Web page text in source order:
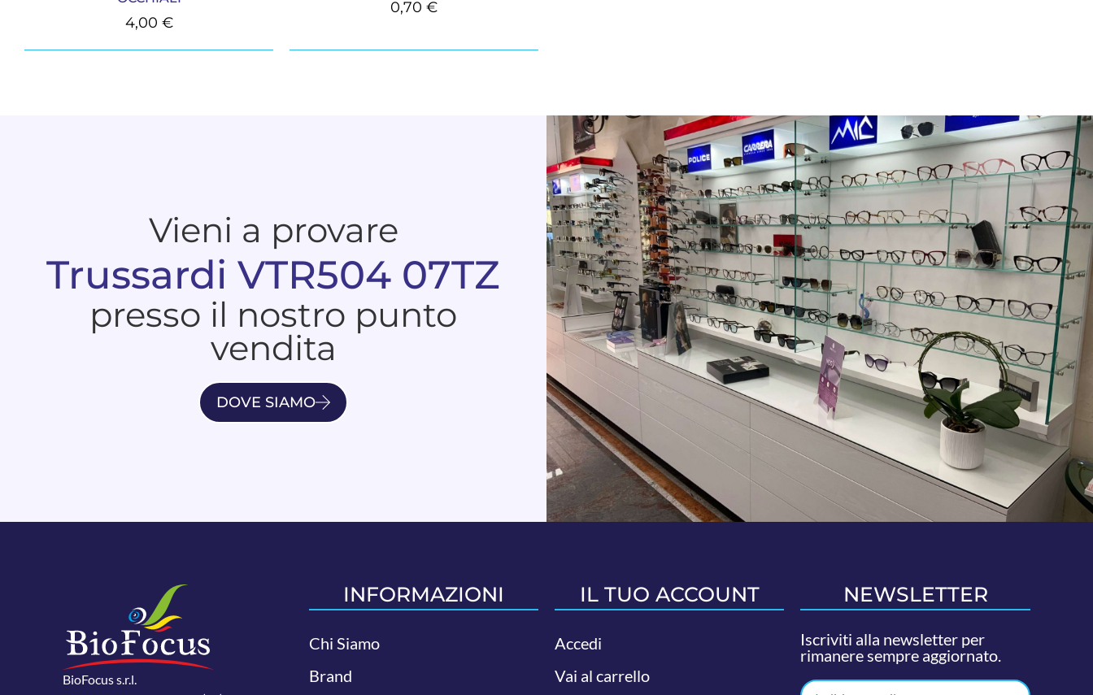
4,00 €
0,70 €
Vieni a provare
Trussardi VTR504 07TZ
presso il nostro punto
vendita
DOVE SIAMO
BioFocus s.r.l.
INFORMAZIONI
Chi Siamo
Brand
IL TUO ACCOUNT
Accedi
Vai al carrello
NEWSLETTER
Iscriviti alla newsletter per
rimanere sempre aggiornato.